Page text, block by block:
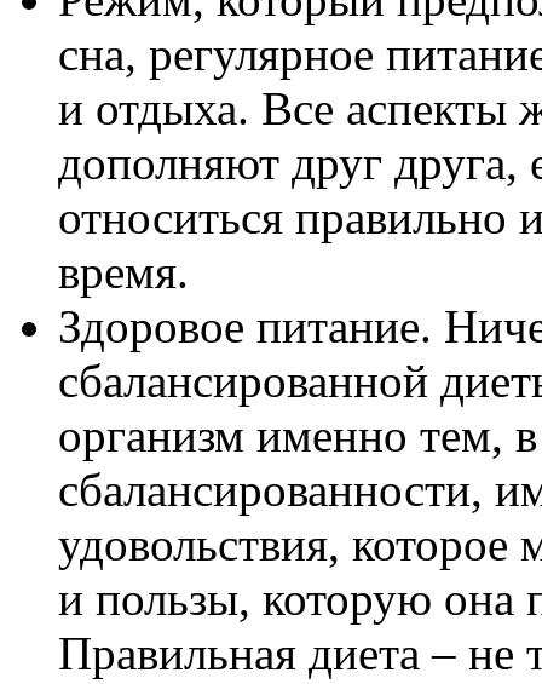
сна, регулярное
и отдыха. Все аспекты
дополняют друг
относиться правильно
время.
Здоровое питание.
сбалансированной
организм именно тем,
сбалансированности,
удовольствия,
и пользы, которую она
Правильная диета – не